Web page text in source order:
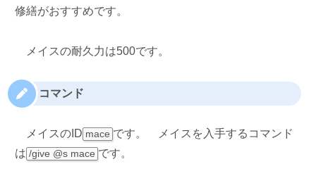
修繕がおすすめです。
メイスの耐久力は500です。
コマンド
メイスのID mace です。
メイスを入手するコマンド
は /give @s mace です。